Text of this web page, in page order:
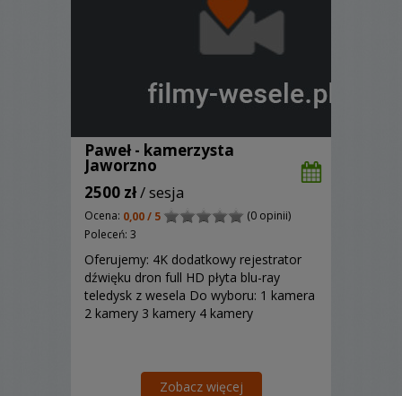
Paweł - kamerzysta
Jaworzno
2500 zł/ sesja
Ocena: 0,00 / 5
(0 opinii)
Poleceń: 3
Oferujemy: 4K dodatkowy rejestrator
dźwięku dron full HD płyta blu-ray
teledysk z wesela Do wyboru: 1 kamera
2 kamery 3 kamery 4 kamery
Zobacz więcej